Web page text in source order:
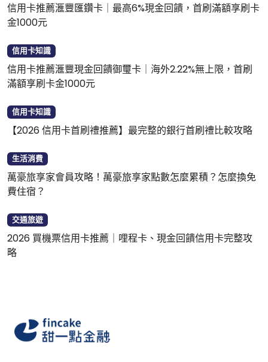
信用卡推薦滙豐匯鑽卡｜最高6%現金回饋，首刷滿額享刷卡
金1000元
信用卡知識
信用卡推薦滙豐現金回饋御璽卡｜海外2.22%無上限，首刷
滿額享刷卡金1000元
信用卡知識
【2026 信用卡首刷禮推薦】最完整的銀行首刷禮比較攻略
生活消費
萬豪旅享家會員攻略！萬豪旅享家點數怎麼累積？怎麼換免
費住宿？
交通旅遊
2026 買機票信用卡推薦｜哩程卡、現金回饋信用卡完整攻
略